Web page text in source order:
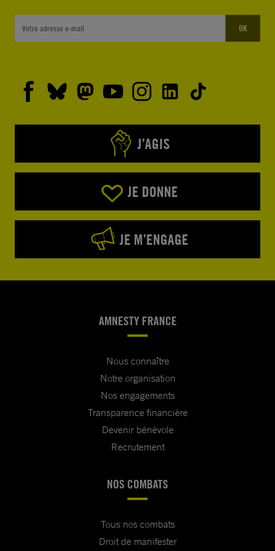
OK
J’AGIS
JE DONNE
JE M’ENGAGE
AMNESTY FRANCE
Nous connaître
Notre organisation
Nos engagements
Transparence financière
Devenir bénévole
Recrutement
NOS COMBATS
Tous nos combats
Droit de manifester